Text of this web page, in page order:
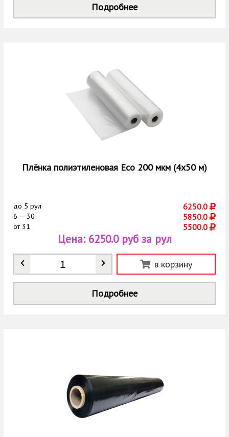
Подробнее
Плёнка полиэтиленовая Eco 200 мкм (4х50 м)
до 5 рул 6250.0
6 — 30 5850.0
от31 5500.0
Количество
Цена: 6250.0 руб за рул
в корзину
Подробнее